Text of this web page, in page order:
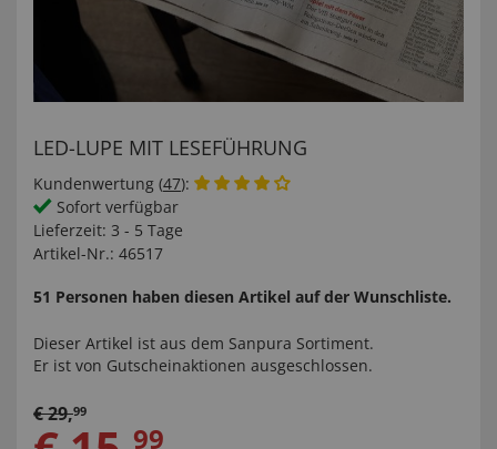
LED-LUPE MIT LESEFÜHRUNG
Kundenwertung (47):
Sofort verfügbar
Lieferzeit: 3 - 5 Tage
Artikel-Nr.: 46517
51 Personen haben diesen Artikel auf der Wunschliste.
Dieser Artikel ist aus dem Sanpura Sortiment.
Er ist von Gutscheinaktionen ausgeschlossen.
€29,99
99